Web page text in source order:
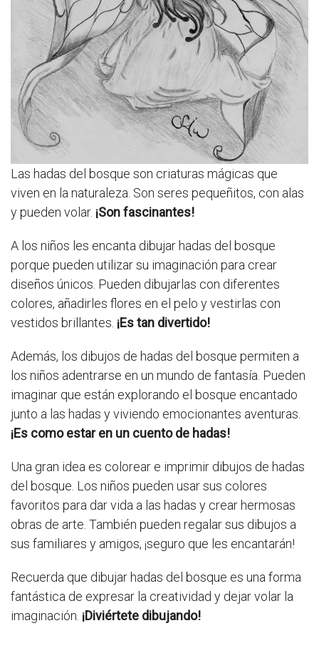
Las hadas del bosque son criaturas mágicas que
viven en la naturaleza. Son seres pequeñitos, con alas
y pueden volar. ¡Son fascinantes!
A los niños les encanta dibujar hadas del bosque
porque pueden utilizar su imaginación para crear
diseños únicos. Pueden dibujarlas con diferentes
colores, añadirles flores en el pelo y vestirlas con
vestidos brillantes. ¡Es tan divertido!
Además, los dibujos de hadas del bosque permiten a
los niños adentrarse en un mundo de fantasía. Pueden
imaginar que están explorando el bosque encantado
junto a las hadas y viviendo emocionantes aventuras.
¡Es como estar en un cuento de hadas!
Una gran idea es colorear e imprimir dibujos de hadas
del bosque. Los niños pueden usar sus colores
favoritos para dar vida a las hadas y crear hermosas
obras de arte. También pueden regalar sus dibujos a
sus familiares y amigos, ¡seguro que les encantarán!
Recuerda que dibujar hadas del bosque es una forma
fantástica de expresar la creatividad y dejar volar la
imaginación. ¡Diviértete dibujando!